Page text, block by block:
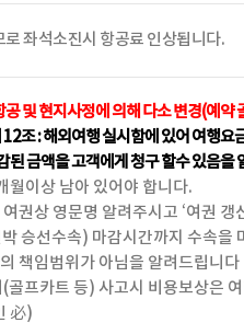
좌석소진시 항공료 인상됩니다.
및 현지사정에 의해 다소 변경(예약
조 : 해외여행 실시함에 있어 여행요
된 금액을 고객에게 청구 할수 있음을
이상 남아 있어야 합니다.
권상 영문명 알려주시고 ‘여권 갱
승선수속) 마감시간까지 수속을
책임범위가 아님을 알려드립니다
프카트 등) 사고시 비용보상은
必)